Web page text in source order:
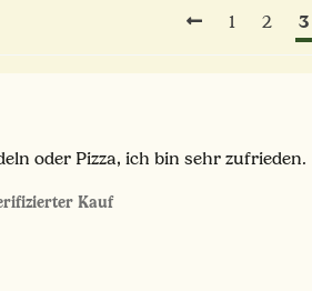
1 2 3
oder Pizza, ich bin sehr zufrieden.
Kauf